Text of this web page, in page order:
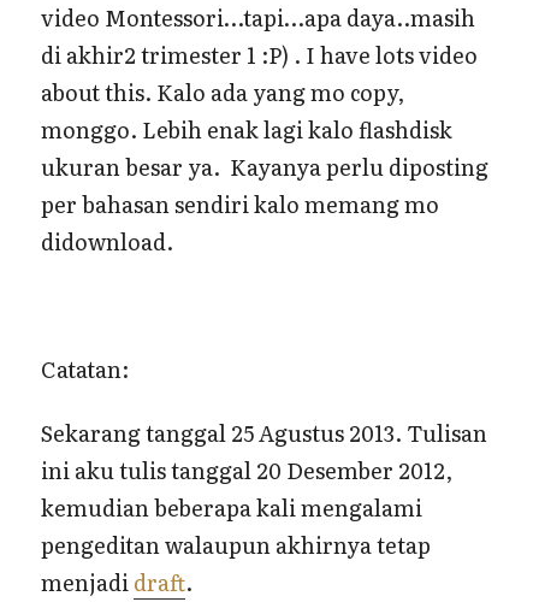
video Montessori…tapi…apa daya..masih
di akhir2 trimester 1 :P) . I have lots video
about this. Kalo ada yang mo copy,
monggo. Lebih enak lagi kalo flashdisk
ukuran besar ya. Kayanya perlu diposting
per bahasan sendiri kalo memang mo
didownload.
Catatan:
Sekarang tanggal 25 Agustus 2013. Tulisan
ini aku tulis tanggal 20 Desember 2012,
kemudian beberapa kali mengalami
pengeditan walaupun akhirnya tetap
menjadidraft.